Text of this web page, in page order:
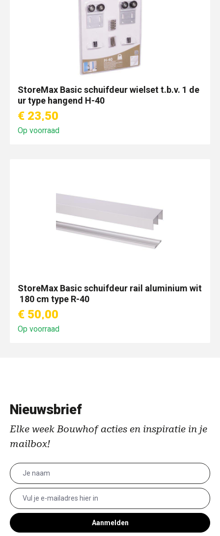
StoreMax Basic schuifdeur wielset t.b.v. 1 de
ur type hangend H-40
€ 23,50
Op voorraad
StoreMax Basic schuifdeur rail aluminium wit
180 cm type R-40
€ 50,00
Op voorraad
Nieuwsbrief
Elke week Bouwhof acties en inspiratie in je
mailbox!
Aanmelden